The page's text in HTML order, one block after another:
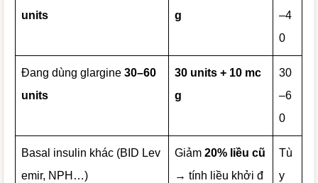
units
g
–4
0
Đang dùng glargine30–60
units
30 units + 10 mc
g
30
–6
0
Basal insulin khác (BID Lev
emir, NPH…)
Giảm20% liều cũ
→ tính liều khởi đ
Tù
y